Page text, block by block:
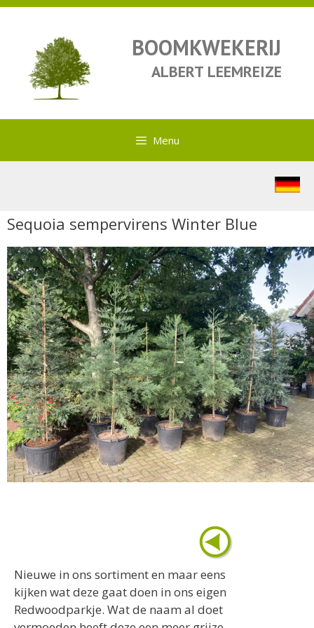
BOOMKWEKERIJ
ALBERT LEEMREIZE
Menu
Sequoia sempervirens Winter Blue
Nieuwe in ons sortiment en maar eens
kijken wat deze gaat doen in ons eigen
Redwoodparkje. Wat de naam al doet